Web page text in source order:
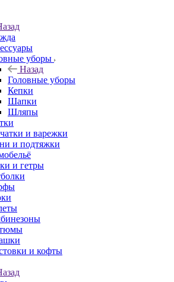
уборы
Назад
Головные уборы
Кепки
Шапки
Шляпы
и варежки
и подтяжки
и гетры
и кофты